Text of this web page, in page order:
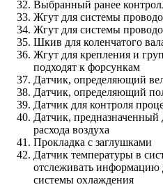
Выбранный ранее
Жгут для системы
Жгут для системы
Шкив для коленчатого
Жгут для крепления и
подходят к форсункам
Датчик, определяющий
Датчик, определяющий
Датчик для контроля
Датчик, предназначенный
расхода воздуха
Прокладка с заглушками
Датчик температуры в
отслеживать информацию
системы охлаждения